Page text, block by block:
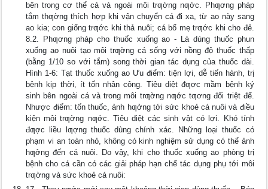
bên trong cơ thể cá và ngoài môi trƣờng nƣớc. Phƣơng pháp
tắm thƣờng thích hợp khi vận chuyển cá đi xa, từ ao này sang
ao kia; con giống trƣớc khi thả nuôi; cá bố mẹ trƣớc khi cho đẻ.
8.2. Phƣơng pháp cho thuốc xuống ao - Là dùng thuốc phun
xuống ao nuôi tạo môi trƣờng cá sống với nồng độ thuốc thấp
(bằng 1/10 so với tắm) song thời gian tác dụng của thuốc dài.
Hình 1-6: Tạt thuốc xuống ao Ưu điểm: tiện lợi, dễ tiến hành, trị
bệnh kịp thời, ít tốn nhân công. Tiêu diệt đƣợc mầm bệnh ký
sinh bên ngoài cá và trong môi trƣờng nƣớc tƣơng đối triệt để.
Nhược điểm: tốn thuốc, ảnh hƣởng tới sức khoẻ cá nuôi và điều
kiện môi trƣờng nƣớc. Tiêu diệt các sinh vật có lợi. Khó tính
đƣợc liều lƣợng thuốc dùng chính xác. Những loại thuốc có
phạm vi an toàn nhỏ, không có kinh nghiệm sử dụng có thể ảnh
hƣởng đến cá nuôi. Do vậy, khi cho thuốc xuống ao phòng trị
bệnh cho cá cần có các giải pháp hạn chế tác dụng phụ tới môi
trƣờng và sức khoẻ cá nuôi: